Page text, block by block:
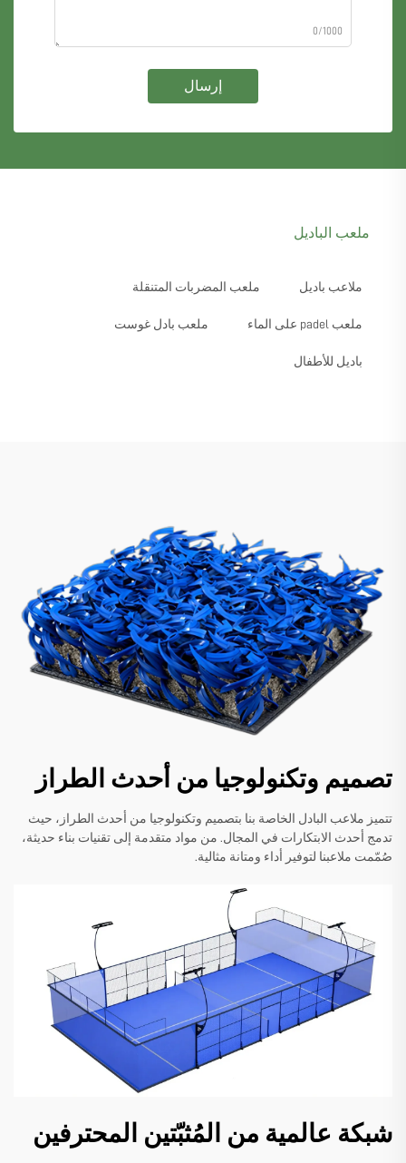
0/1000
إرسال
ملعب الباديل
ملاعب باديل ملعب المضربات المتنقلة
ملعب padel على الماء ملعب بادل غوست
باديل للأطفال
تصميم وتكنولوجيا من أحدث الطراز
تتميز ملاعب البادل الخاصة بنا بتصميم وتكنولوجيا من أحدث الطراز، حيث
تدمج أحدث الابتكارات في المجال. من مواد متقدمة إلى تقنيات بناء حديثة،
صُمّمت ملاعبنا لتوفير أداء ومتانة مثالية.
شبكة عالمية من المُثبّتين المحترفين